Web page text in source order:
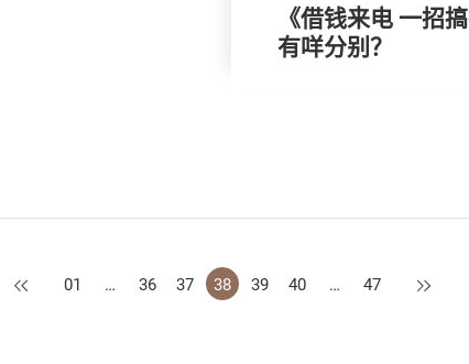
《借钱来电 一招
有咩分别？
上一页
01 … 36 37 38 39 40 … 47 下一页